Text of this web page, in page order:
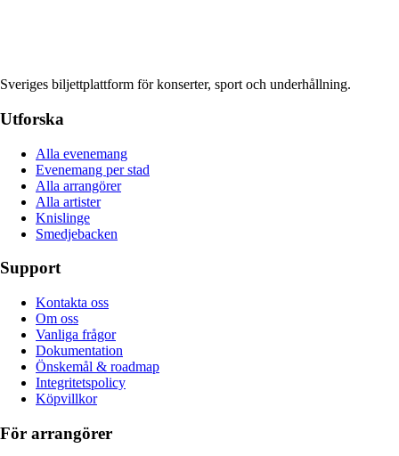
Sveriges biljettplattform för konserter, sport och underhållning.
Utforska
Alla evenemang
Evenemang per stad
Alla arrangörer
Alla artister
Knislinge
Smedjebacken
Support
Kontakta oss
Om oss
Vanliga frågor
Dokumentation
Önskemål & roadmap
Integritetspolicy
Köpvillkor
För arrangörer